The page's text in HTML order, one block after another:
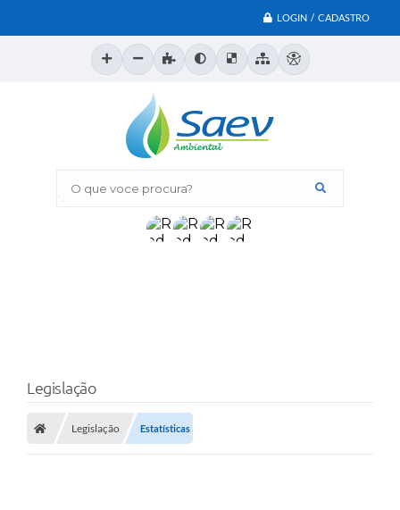
LOGIN / CADASTRO
O que voce procura?
Legislação
Legislação Estatísticas